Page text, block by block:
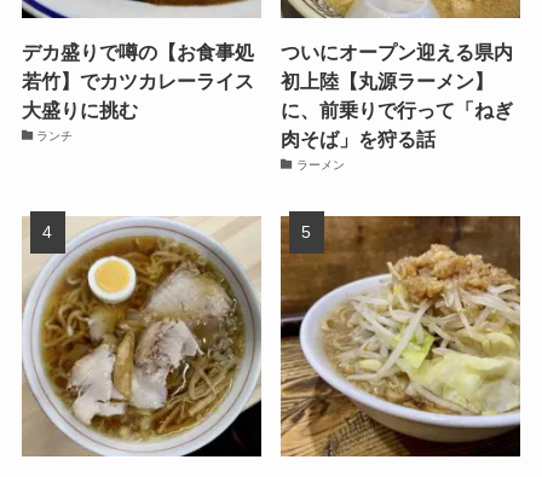
デカ盛りで噂の【お食事処
若竹】でカツカレーライス
大盛りに挑む
ランチ
ついにオープン迎える県内
初上陸【丸源ラーメン】
に、前乗りで行って「ねぎ
肉そば」を狩る話
ラーメン